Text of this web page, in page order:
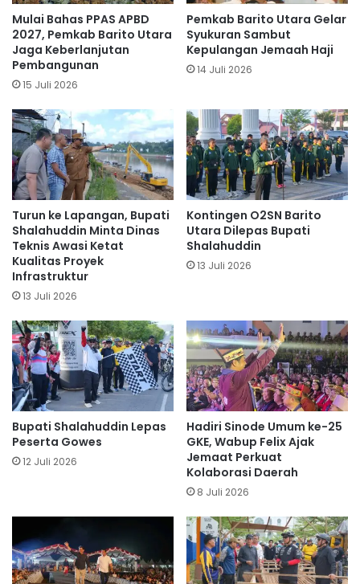
Mulai Bahas PPAS APBD
2027, Pemkab Barito Utara
Jaga Keberlanjutan
Pembangunan
15 Juli 2026
Pemkab Barito Utara Gelar
Syukuran Sambut
Kepulangan Jemaah Haji
14 Juli 2026
Turun ke Lapangan, Bupati
Shalahuddin Minta Dinas
Teknis Awasi Ketat
Kualitas Proyek
Infrastruktur
13 Juli 2026
Kontingen O2SN Barito
Utara Dilepas Bupati
Shalahuddin
13 Juli 2026
Bupati Shalahuddin Lepas
Peserta Gowes
12 Juli 2026
Hadiri Sinode Umum ke-25
GKE, Wabup Felix Ajak
Jemaat Perkuat
Kolaborasi Daerah
8 Juli 2026